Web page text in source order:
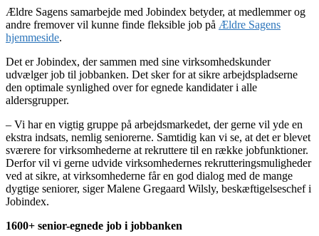
Ældre Sagens samarbejde med Jobindex betyder, at medlemmer og
andre fremover vil kunne finde fleksible job på Ældre Sagens
hjemmeside.
Det er Jobindex, der sammen med sine virksomhedskunder
udvælger job til jobbanken. Det sker for at sikre arbejdspladserne
den optimale synlighed over for egnede kandidater i alle
aldersgrupper.
– Vi har en vigtig gruppe på arbejdsmarkedet, der gerne vil yde en
ekstra indsats, nemlig seniorerne. Samtidig kan vi se, at det er blevet
sværere for virksomhederne at rekruttere til en række jobfunktioner.
Derfor vil vi gerne udvide virksomhedernes rekrutteringsmuligheder
ved at sikre, at virksomhederne får en god dialog med de mange
dygtige seniorer, siger Malene Gregaard Wilsly, beskæftigelseschef i
Jobindex.
1600+ senior-egnede job i jobbanken